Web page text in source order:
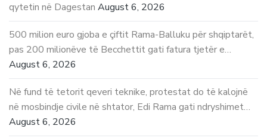
qytetin në Dagestan August 6, 2026
500 milion euro gjoba e çiftit Rama-Balluku për shqiptarët,
pas 200 milionëve të Becchettit gati fatura tjetër e…
August 6, 2026
Në fund të tetorit qeveri teknike, protestat do të kalojnë
në mosbindje civile në shtator, Edi Rama gati ndryshimet…
August 6, 2026